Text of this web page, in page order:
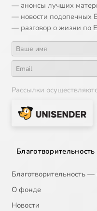
— анонсы лучших
— новости подопечных
— разговор о жизни по
Рассылки
Благотворительность
Благотворительность
О фонде
Новости